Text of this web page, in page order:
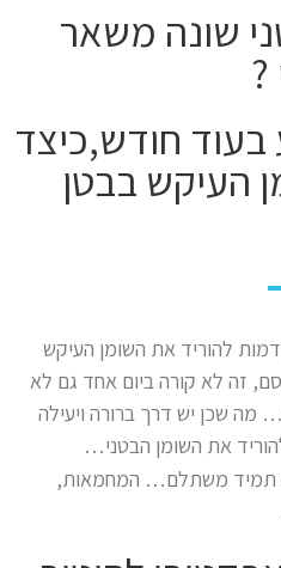
שונה משאר
בעוד חודש,כיצד
העיקש בבטן
להוריד את השומן העיקש
זה לא קורה ביום אחד גם לא
שכן יש דרך ברורה ויעילה
את השומן הבטני…
תמיד משתלם… המחמאות,